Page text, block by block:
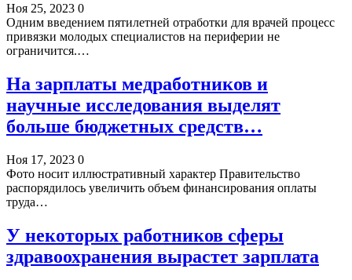
Ноя 25, 2023 0
Одним введением пятилетней отработки для врачей процесс
привязки молодых специалистов на периферии не
ограничится.…
На зарплаты медработников и
научные исследования выделят
больше бюджетных средств…
Ноя 17, 2023 0
Фото носит иллюстративный характер Правительство
распорядилось увеличить объем финансирования оплаты
труда…
У некоторых работников сферы
здравоохранения вырастет зарплата